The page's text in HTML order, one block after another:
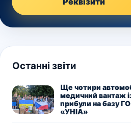
Останні звіти
Ще чотири
медичний вантаж
прибули на базу ГО
«УНІА»